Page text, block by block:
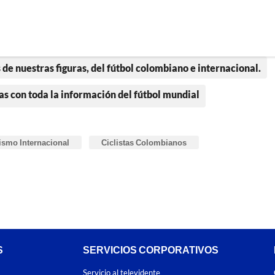
nuestras figuras, del fútbol colombiano e internacional.
con toda la información del fútbol mundial
Internacional Ciclistas Colombianos
SERVICIOS CORPORATIVOS
Servicio al televidente